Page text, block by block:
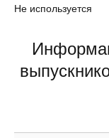
Не используется